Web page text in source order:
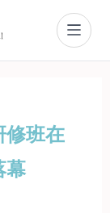
修班在
幕